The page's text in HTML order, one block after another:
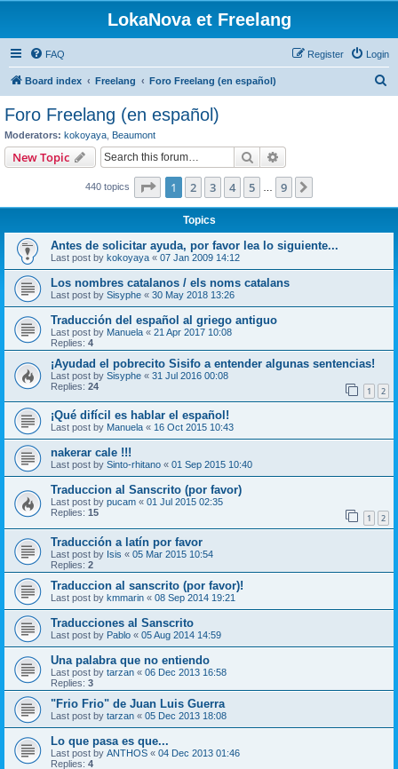
LokaNova et Freelang
FAQ Login
Register
Board index Freelang Foro Freelang (en español)
Foro Freelang (en español)
Moderators: kokoyaya Beaumont
New Topic Search
440 topics Page 1of 9
1 2 3 4 5 9
Topics
Antes de solicitar ayuda, por favor lea lo siguiente...
Last post by kokoyaya « 07 Jan 2009 14:12
Los nombres catalanos / els noms catalans
Last post by Sisyphe « 30 May 2018 13:26
Traducción del español al griego antiguo
Last post by Manuela « 21 Apr 2017 10:08
Replies: 4
¡Ayudad el pobrecito Sisifo a entender algunas sentencias!
Last post by Sisyphe « 31 Jul 2016 00:08
Replies: 24 1 2
¡Qué difícil es hablar el español!
Last post by Manuela « 16 Oct 2015 10:43
nakerar cale !!!
Last post by Sinto-rhitano « 01 Sep 2015 10:40
Traduccion al Sanscrito (por favor)
Last post by pucam « 01 Jul 2015 02:35
Replies: 15 1 2
Traducción a latín por favor
Last post by Isis « 05 Mar 2015 10:54
Replies: 2
Traduccion al sanscrito (por favor)!
Last post by kmmarin « 08 Sep 2014 19:21
Traducciones al Sanscrito
Last post by Pablo « 05 Aug 2014 14:59
Una palabra que no entiendo
Last post by tarzan « 06 Dec 2013 16:58
Replies: 3
"Frio Frio" de Juan Luis Guerra
Last post by tarzan « 05 Dec 2013 18:08
Lo que pasa es que...
Last post by ANTHOS « 04 Dec 2013 01:46
Replies: 4